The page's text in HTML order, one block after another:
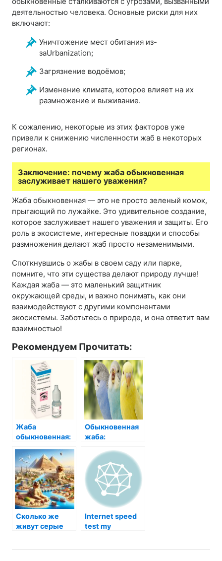
деятельностью человека. Основные риски для них
включают:
Уничтожение мест обитания из-
заUrbanization;
Загрязнение водоёмов;
Изменение климата, которое влияет на их
размножение и выживание.
К сожалению, некоторые из этих факторов уже
привели к снижению численности жаб в некоторых
регионах.
Заключение: почему жаба обыкновенная
заслуживает нашего уважения?
Жаба обыкновенная — это не просто зеленый комок,
прыгающий по лужайке. Это удивительное создание,
которое заслуживает нашего уважения и защиты. Его
роль в экосистеме, интересные повадки и способы
размножения делают жаб просто незаменимыми.
Споткнувшись о жабы в своем саду или парке,
помните, что эти существа делают природу лучше!
Каждая жаба — это маленький защитник
окружающей среды, и важно понимать, как они
взаимодействуют с другими компонентами
экосистемы. Заботьтесь о природе, и она ответит вам
взаимностью!
Рекомендуем Прочитать:
Жаба
обыкновенная:
мир её
обитания
Обыкновенная
жаба:
создание с
необычной
судьбой
Сколько же
живут серые
Internet speed
test my